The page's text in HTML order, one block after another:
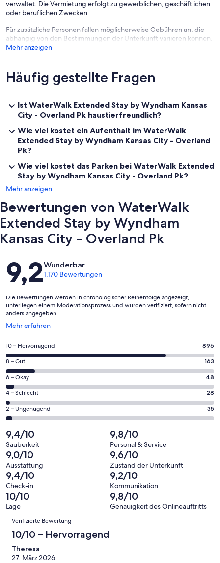
verwaltet. Die Vermietung erfolgt zu gewerblichen, geschäftlichen
oder beruflichen Zwecken.
Für zusätzliche Personen fallen möglicherweise Gebühren an, die
abhängig von den Bestimmungen der Unterkunft variieren können.
Mehr anzeigen
Häufig gestellte Fragen
Ist WaterWalk Extended Stay by Wyndham Kansas
City - Overland Pk haustierfreundlich?
Wie viel kostet ein Aufenthalt im WaterWalk
Extended Stay by Wyndham Kansas City - Overland
Pk?
Wie viel kostet das Parken bei WaterWalk Extended
Stay by Wyndham Kansas City - Overland Pk?
Mehr anzeigen
Bewertungen von WaterWalk
Extended Stay by Wyndham
Kansas City - Overland Pk
Bewertungen
9,2Wunderbar
1.170 Bewertungen
Die Bewertungen werden in chronologischer Reihenfolge angezeigt,
unterliegen einem Moderationsprozess und wurden verifiziert, sofern nicht
anders angegeben.
Mehr erfahren
Wird
einem
neuen
Fenster
geöffnet
896
von
insgesamt
1170
Gästebewertungen
haben
eine
Bewertung
von
10
-
Hervorragend
10 – Hervorragend 896
163
von
insgesamt
1170
Gästebewertungen
haben
Bewertung
von
8
-
Gut
8 – Gut 163
48
von
insgesamt
1170
Gästebewertungen
haben
eine
Bewertung
von
6
-
Okay
6 – Okay 48
28
von
insgesamt
Gästebewertungen
haben
eine
Bewertung
von
4
-
Schlecht
4 – Schlecht 28
35
von
insgesamt
1170
Gästebewertungen
haben
eine
Bewertung
von
2
Ungenügend
2 – Ungenügend 35
9,4/10
Sauberkeit
9,8/10
Personal & Service
9,0/10
Ausstattung
9,6/10
Zustand der Unterkunft
9,4/10
Check-in
9,2/10
Kommunikation
10/10
Lage
9,8/10
Genauigkeit des Onlineauftritts
Bewertungen
Verifizierte Bewertung
10/10 – Hervorragend
Theresa
27. März 2026